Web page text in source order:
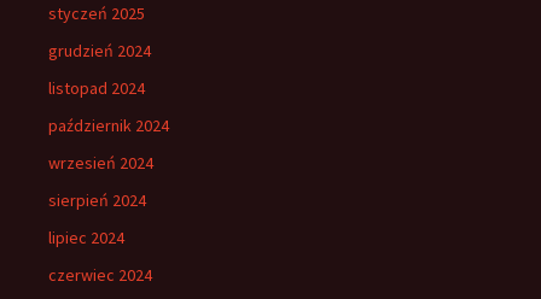
styczeń 2025
grudzień 2024
listopad 2024
październik 2024
wrzesień 2024
sierpień 2024
lipiec 2024
czerwiec 2024